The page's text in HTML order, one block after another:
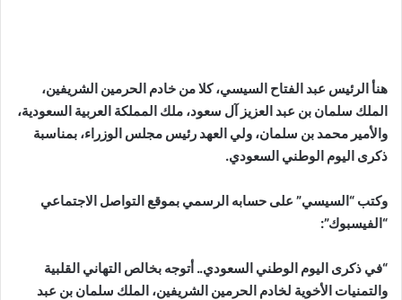
هنأ الرئيس عبد الفتاح السيسي، كلا من خادم الحرمين الشريفين،
الملك سلمان بن عبد العزيز آل سعود، ملك المملكة العربية السعودية،
والأمير محمد بن سلمان، ولي العهد رئيس مجلس الوزراء، بمناسبة
ذكرى اليوم الوطني السعودي.
وكتب “السيسي” على حسابه الرسمي بموقع التواصل الاجتماعي
“الفيسبوك”:
“في ذكرى اليوم الوطني السعودي.. أتوجه بخالص التهاني القلبية
والتمنيات الأخوية لخادم الحرمين الشريفين، الملك سلمان بن عبد